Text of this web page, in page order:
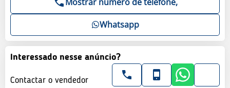
Whatsapp
Interessado nesse anúncio?
Contactar o vendedor